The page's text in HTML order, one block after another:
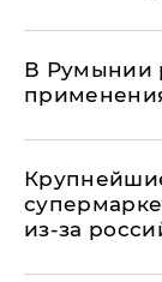
В Румынии
из-за